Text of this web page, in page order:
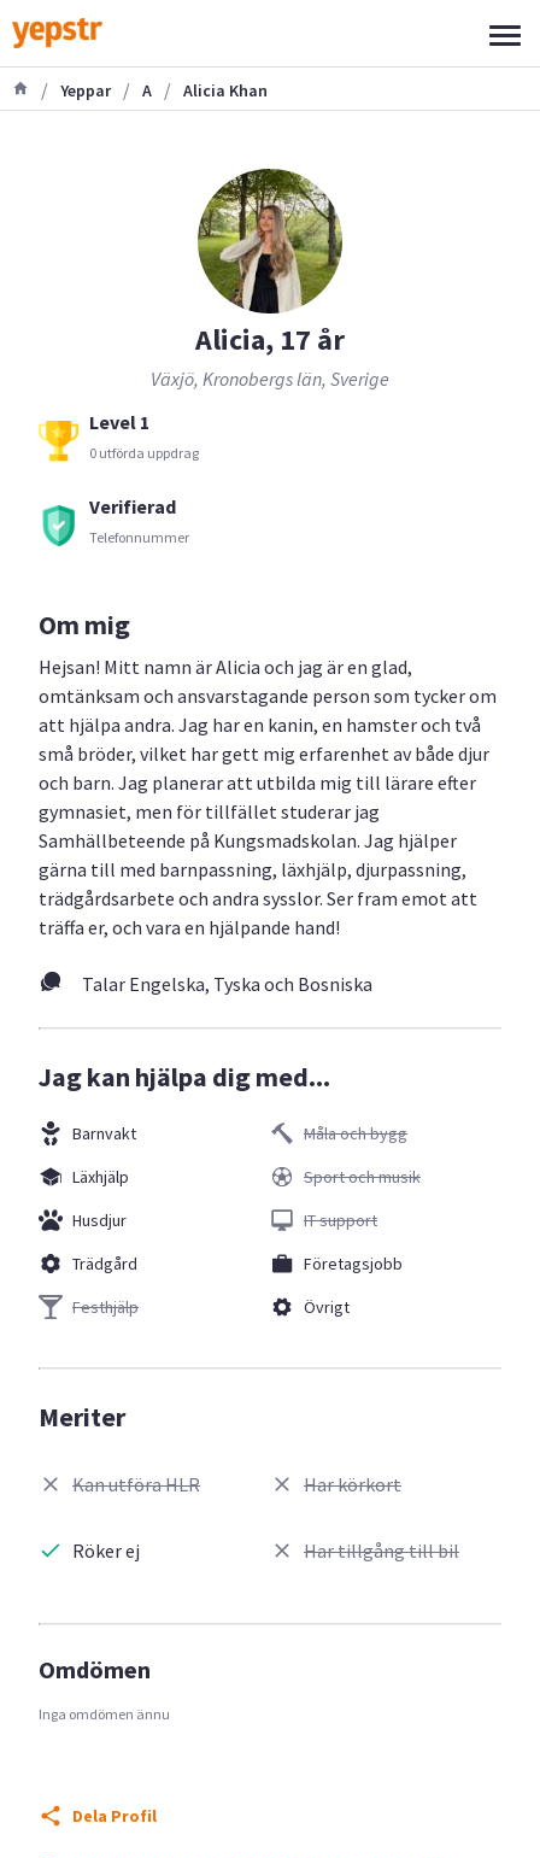
/ Yeppar / A / Alicia Khan
Alicia, 17 år
Växjö, Kronobergs län, Sverige
Level 1
0 utförda uppdrag
Verifierad
Telefonnummer
Om mig
Hejsan! Mitt namn är Alicia och jag är en glad,
omtänksam och ansvarstagande person som tycker om
att hjälpa andra. Jag har en kanin, en hamster och två
små bröder, vilket har gett mig erfarenhet av både djur
och barn. Jag planerar att utbilda mig till lärare efter
gymnasiet, men för tillfället studerar jag
Samhällbeteende på Kungsmadskolan. Jag hjälper
gärna till med barnpassning, läxhjälp, djurpassning,
trädgårdsarbete och andra sysslor. Ser fram emot att
träffa er, och vara en hjälpande hand!
Talar Engelska, Tyska och Bosniska
Jag kan hjälpa dig med...
Barnvakt
Läxhjälp
Husdjur
Trädgård
Festhjälp
Måla och bygg
Sport och musik
IT support
Företagsjobb
Övrigt
Meriter
Kan utföra HLR
Röker ej
Har körkort
Har tillgång till bil
Omdömen
Inga omdömen ännu
Dela Profil